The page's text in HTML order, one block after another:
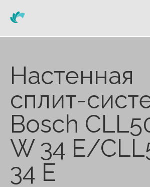
Настенная
сплит-
Bosch
W 34 E/
34 E